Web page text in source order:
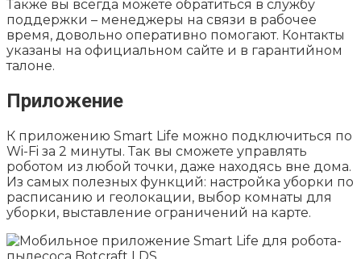
Также вы всегда можете обратиться в службу
поддержки – менеджеры на связи в рабочее
время, довольно оперативно помогают. Контакты
указаны на официальном сайте и в гарантийном
талоне.
Приложение
К приложению Smart Life можно подключиться по
Wi-Fi за 2 минуты. Так вы сможете управлять
роботом из любой точки, даже находясь вне дома.
Из самых полезных функций: настройка уборки по
расписанию и геолокации, выбор комнаты для
уборки, выставление ограничений на карте.